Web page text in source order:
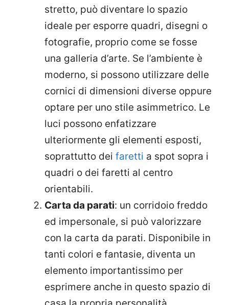
stretto, può diventare lo spazio
ideale per esporre quadri, disegni o
fotografie, proprio come se fosse
una galleria d’arte. Se l’ambiente è
moderno, si possono utilizzare delle
cornici di dimensioni diverse oppure
optare per uno stile asimmetrico. Le
luci possono enfatizzare
ulteriormente gli elementi esposti,
soprattutto dei faretti a spot sopra i
quadri o dei faretti al centro
orientabili.
Carta da parati: un corridoio freddo
ed impersonale, si può valorizzare
con la carta da parati. Disponibile in
tanti colori e fantasie, diventa un
elemento importantissimo per
esprimere anche in questo spazio di